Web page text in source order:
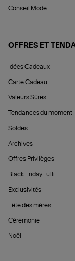
Conseil Mode
OFFRES ET
Idées Cadeaux
Carte Cadeau
Valeurs Sûres
Tendances du moment
Soldes
Archives
Offres Privilèges
Black Friday Lulli
Exclusivités
Fête des mères
Cérémonie
Noël